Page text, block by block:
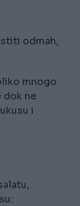
odmah,
mnogo
dok ne
i